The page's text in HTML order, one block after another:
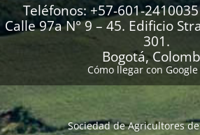
Teléfonos: +57-601-
Calle 97a N° 9 – 45. Edificio
301.
Bogotá,
Cómo llegar con
Sociedad de Agricultores